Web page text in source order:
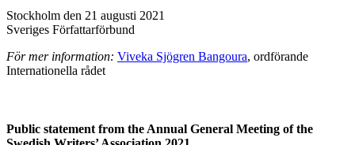
Stockholm den 21 augusti 2021
Sveriges Författarförbund
För mer information: Viveka Sjögren Bangoura, ordförande
Internationella rådet
Public statement from the Annual General Meeting of the